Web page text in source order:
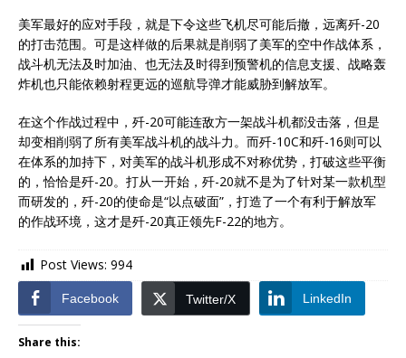
美军最好的应对手段，就是下令这些飞机尽可能后撤，远离歼-20
的打击范围。可是这样做的后果就是削弱了美军的空中作战体系，
战斗机无法及时加油、也无法及时得到预警机的信息支援、战略轰
炸机也只能依赖射程更远的巡航导弹才能威胁到解放军。
在这个作战过程中，歼-20可能连敌方一架战斗机都没击落，但是
却变相削弱了所有美军战斗机的战斗力。而歼-10C和歼-16则可以
在体系的加持下，对美军的战斗机形成不对称优势，打破这些平衡
的，恰恰是歼-20。打从一开始，歼-20就不是为了针对某一款机型
而研发的，歼-20的使命是“以点破面”，打造了一个有利于解放军
的作战环境，这才是歼-20真正领先F-22的地方。
Post Views: 994
Facebook Twitter/X LinkedIn
Share this: